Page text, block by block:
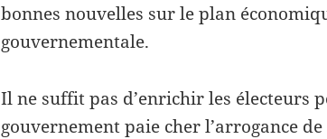
bonnes nouvelles sur le plan
gouvernementale.
Il ne suffit pas d’enrichir les électeurs
gouvernement paie cher l’arrogance